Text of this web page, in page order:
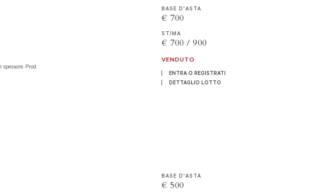
BASE D'ASTA
€ 700
STIMA
€ 700 / 900
VENDUTO
ENTRA O REGISTRATI
DETTAGLIO LOTTO
BASE D'ASTA
€ 500